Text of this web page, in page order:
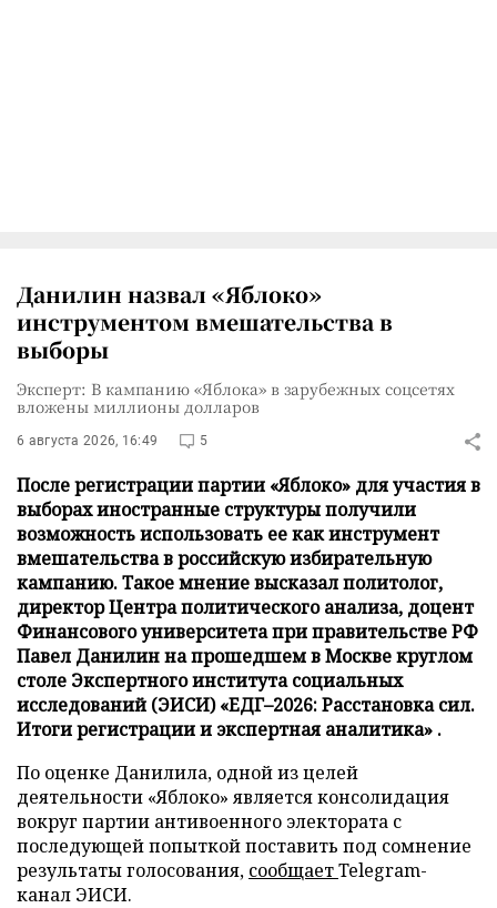
Данилин назвал «Яблоко»
инструментом вмешательства в
выборы
Эксперт: В кампанию «Яблока» в зарубежных соцсетях
вложены миллионы долларов
6 августа 2026, 16:49 5
После регистрации партии «Яблоко» для участия в
выборах иностранные структуры получили
возможность использовать ее как инструмент
вмешательства в российскую избирательную
кампанию. Такое мнение высказал политолог,
директор Центра политического анализа, доцент
Финансового университета при правительстве РФ
Павел Данилин на прошедшем в Москве круглом
столе Экспертного института социальных
исследований (ЭИСИ) «ЕДГ–2026: Расстановка сил.
Итоги регистрации и экспертная аналитика» .
По оценке Данилила, одной из целей
деятельности «Яблоко» является консолидация
вокруг партии антивоенного электората с
последующей попыткой поставить под сомнение
результаты голосования, сообщаетTelegram-
канал ЭИСИ.